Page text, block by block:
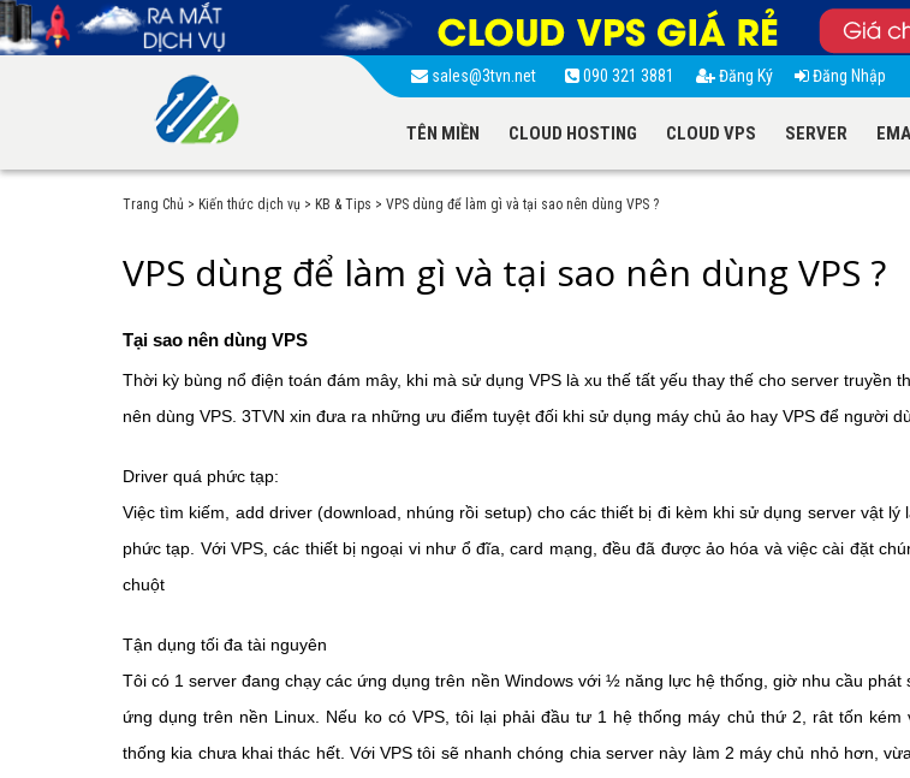
sales@3tvn.net 090 321 3881 Đăng Ký Đăng Nhập
TÊN MIỀN CLOUD HOSTING CLOUD VPS SERVER
Trang Chủ > Kiến thức dịch vụ > KB & Tips > VPS dùng để làm gì và tại sao nên dùng VPS ?
VPS dùng để làm gì và tại sao nên dùng VPS ?
Tại sao nên dùng VPS
Thời kỳ bùng nổ điện toán đám mây, khi mà sử dụng VPS là xu thế tất yếu thay thế cho server truyền
nên dùng VPS. 3TVN xin đưa ra những ưu điểm tuyệt đối khi sử dụng máy chủ ảo hay VPS để người
Driver quá phức tạp:
Việc tìm kiếm, add driver (download, nhúng rồi setup) cho các thiết bị đi kèm khi sử dụng server vật lý
phức tạp. Với VPS, các thiết bị ngoại vi như ổ đĩa, card mạng, đều đã được ảo hóa và việc cài đặt
chuột
Tận dụng tối đa tài nguyên
Tôi có 1 server đang chạy các ứng dụng trên nền Windows với ½ năng lực hệ thống, giờ nhu cầu phát
ứng dụng trên nền Linux. Nếu ko có VPS, tôi lại phải đầu tư 1 hệ thống máy chủ thứ 2, rât tốn kém
thống kia chưa khai thác hết. Với VPS tôi sẽ nhanh chóng chia server này làm 2 máy chủ nhỏ hơn,